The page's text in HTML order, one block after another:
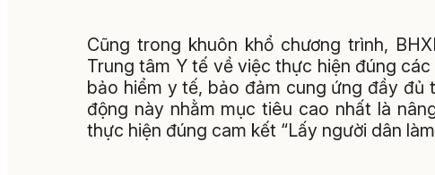
Cũng trong khuôn khổ chương trình,
Trung tâm Y tế về việc thực hiện đúng
bảo hiểm y tế, bảo đảm cung ứng đầy
động này nhằm mục tiêu cao nhất là
thực hiện đúng cam kết “Lấy người dân